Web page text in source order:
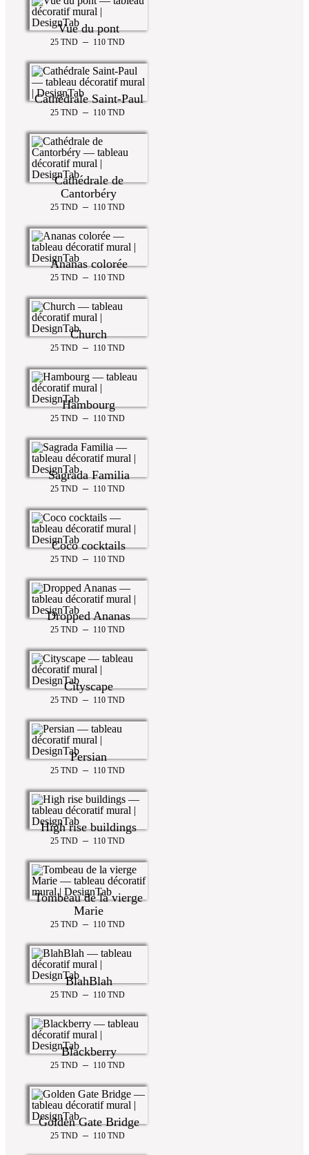
Vue du pont
25 TND – 110 TND
Cathédrale Saint-Paul
25 TND – 110 TND
Cathédrale de
Cantorbéry
25 TND – 110 TND
Ananas colorée
25 TND – 110 TND
Church
25 TND – 110 TND
Hambourg
25 TND – 110 TND
Sagrada Familia
25 TND – 110 TND
Coco cocktails
25 TND – 110 TND
Dropped Ananas
25 TND – 110 TND
Cityscape
25 TND – 110 TND
Persian
25 TND – 110 TND
High rise buildings
25 TND – 110 TND
Tombeau de la vierge
Marie
25 TND – 110 TND
BlahBlah
25 TND – 110 TND
Blackberry
25 TND – 110 TND
Golden Gate Bridge
25 TND – 110 TND